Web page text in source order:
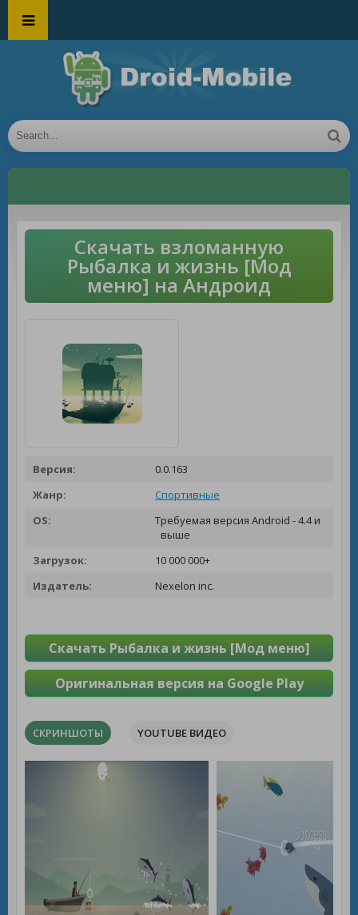
Скачать взломанную
Рыбалка и жизнь [Мод
меню] на Андроид
Версия:
0.0.163
Жанр:
Спортивные
OS:
Требуемая версия Android - 4.4 и
выше
Загрузок:
10 000 000+
Издатель:
Nexelon inc.
Скачать Рыбалка и жизнь [Мод меню]
Оригинальная версия на Google Play
СКРИНШОТЫ YOUTUBE ВИДЕО